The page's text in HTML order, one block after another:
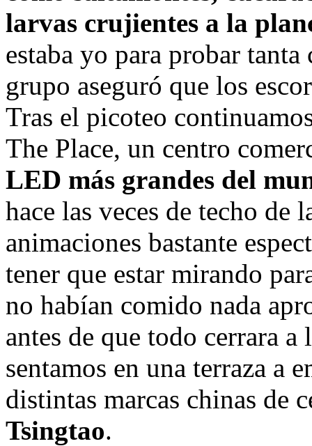
larvas crujientes a la
estaba yo para probar
grupo aseguró que los
Tras el picoteo
The Place, un centro
LED más grandes del
hace las veces de techo de
animaciones bastante
tener que estar mirando
no habían comido nada
antes de que todo cerrara
sentamos en una terraza a
distintas marcas chinas de
Tsingtao.